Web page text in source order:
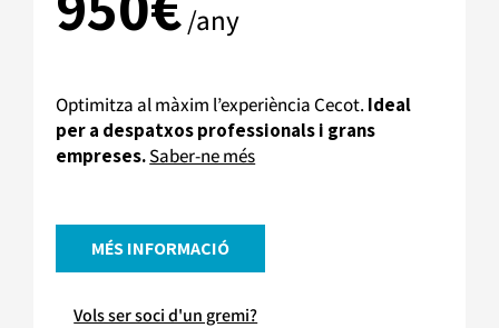
/any
Optimitza al màxim l’experiència Cecot.Ideal
per a despatxos professionals i grans
empreses.Saber-ne més
MÉS INFORMACIÓ
Vols ser soci d'un gremi?